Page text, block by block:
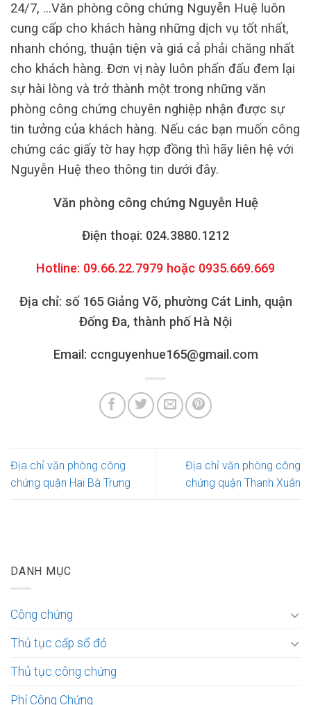
24/7, …Văn phòng công chứng Nguyễn Huệ luôn
cung cấp cho khách hàng những dịch vụ tốt nhất,
nhanh chóng, thuận tiện và giá cả phải chăng nhất
cho khách hàng. Đơn vị này luôn phấn đấu đem lại
sự hài lòng và trở thành một trong những văn
phòng công chứng chuyên nghiệp nhận được sự
tin tưởng của khách hàng. Nếu các bạn muốn công
chứng các giấy tờ hay hợp đồng thì hãy liên hệ với
Nguyễn Huệ theo thông tin dưới đây.
Văn phòng công chứng Nguyễn Huệ
Điện thoại: 024.3880.1212
Hotline: 09.66.22.7979 hoặc 0935.669.669
Địa chỉ: số 165 Giảng Võ, phường Cát Linh, quận
Đống Đa, thành phố Hà Nội
Email: ccnguyenhue165@gmail.com
Địa chỉ văn phòng công
chứng quận Hai Bà Trưng
Địa chỉ văn phòng công
chứng quận Thanh Xuân
DANH MỤC
Công chứng
Thủ tục cấp sổ đỏ
Thủ tục công chứng
Phí Công Chứng